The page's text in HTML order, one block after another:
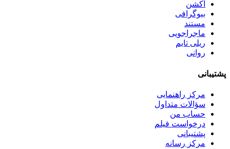
اکشن
بیوگرافی
مستند
ماجراجویی
ریلی تایم
روانی
پشتیبانی
مرکز راهنمایی
سؤالات متداول
حساب من
درخواست فیلم
پشتیبانی
مرکز رسانه